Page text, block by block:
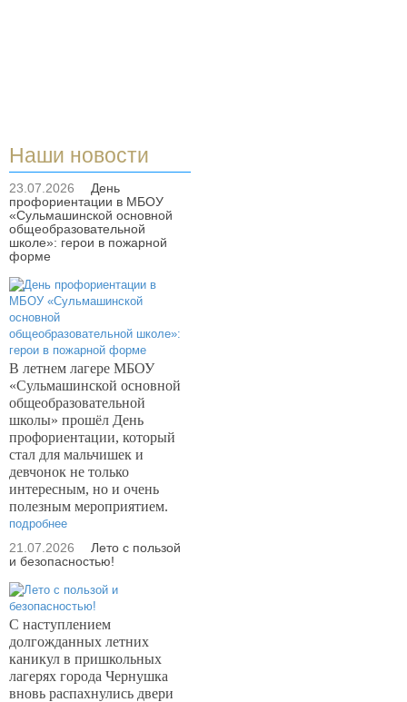
Наши новости
23.07.2026
День
профориентации в МБОУ
«Сульмашинской основной
общеобразовательной
школе»: герои в пожарной
форме
В летнем лагере МБОУ
«Сульмашинской основной
общеобразовательной
школы» прошёл День
профориентации, который
стал для мальчишек и
девчонок не только
интересным, но и очень
полезным мероприятием.
подробнее
21.07.2026
Лето с пользой
и безопасностью!
С наступлением
долгожданных летних
каникул в пришкольных
лагерях города Чернушка
вновь распахнулись двери